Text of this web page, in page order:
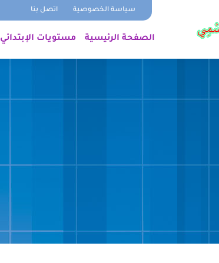
سياسة الخصوصية اتصل بنا
الصفحة الرئيسية مستويات الإبتدائي